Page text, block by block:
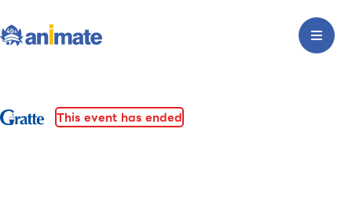
This event has ended